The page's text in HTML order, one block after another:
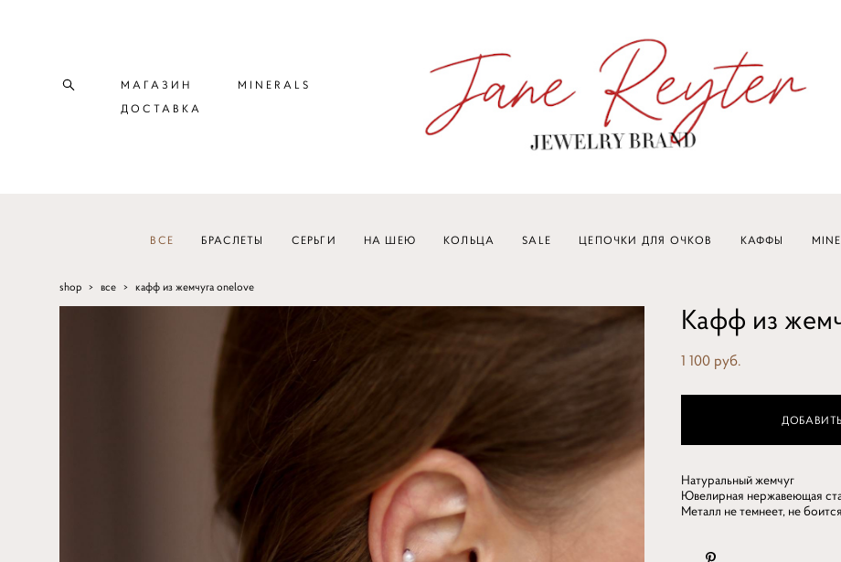
МАГАЗИН
MINERALS
ДОСТАВКА
ВСЕ БРАСЛЕТЫ СЕРЬГИ НА ШЕЮ КОЛЬЦА SALE ЦЕПОЧКИ ДЛЯ ОЧКОВ КАФФЫ
shop > все > кафф из жемчуга onelove
Кафф из
1 100 pуб.
Натуральный жемчуг
Ювелирная нержавеющая
Металл не темнеет, не